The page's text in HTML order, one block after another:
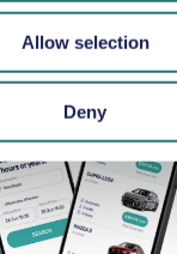
Allow selection
Deny
vores app.